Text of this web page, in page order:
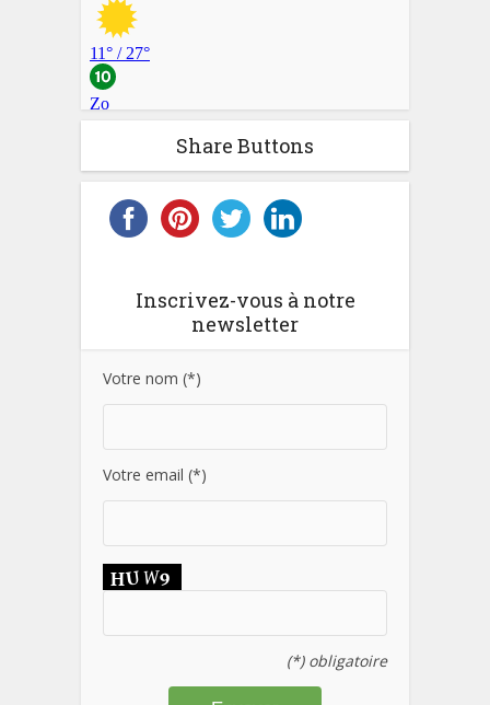
Share Buttons
Inscrivez-vous à notre
newsletter
Votre nom (*)
Votre email (*)
(*) obligatoire